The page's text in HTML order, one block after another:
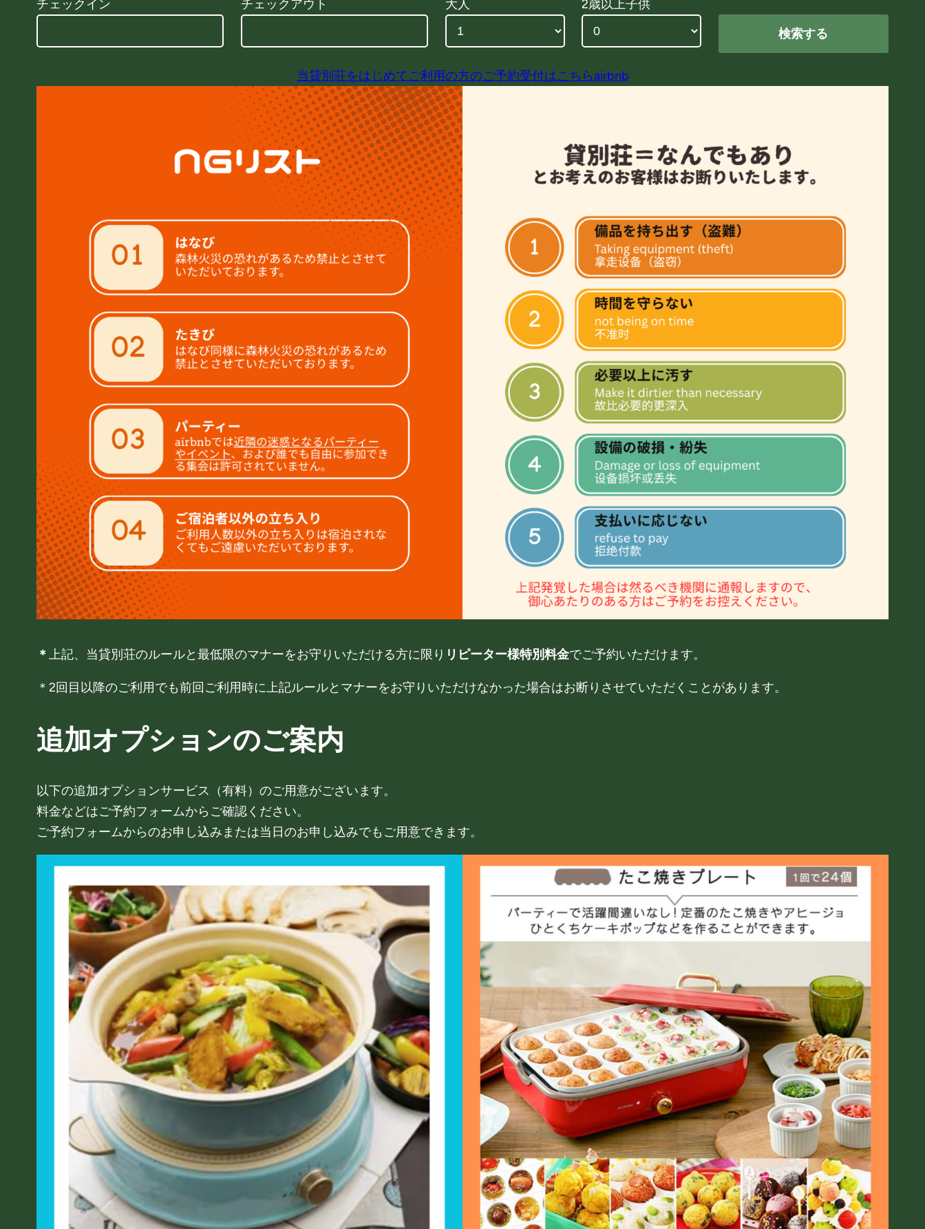
チェックイン チェックアウト 大人 2歳以上子供
当貸別荘をはじめてご利用の方のご予約受付はこちらairbnb
＊上記、当貸別荘のルールと最低限のマナーをお守りいただける方に限り リピーター様特別料金でご予約いただけます。
＊2回目以降のご利用でも前回ご利用時に上記ルールとマナーをお守りいただけなかった場合はお断りさせていただくことがあります。
追加オプションのご案内
以下の追加オプションサービス（有料）のご用意がございます。
料金などはご予約フォームからご確認ください。
ご予約フォームからのお申し込みまたは当日のお申し込みでもご用意できます。